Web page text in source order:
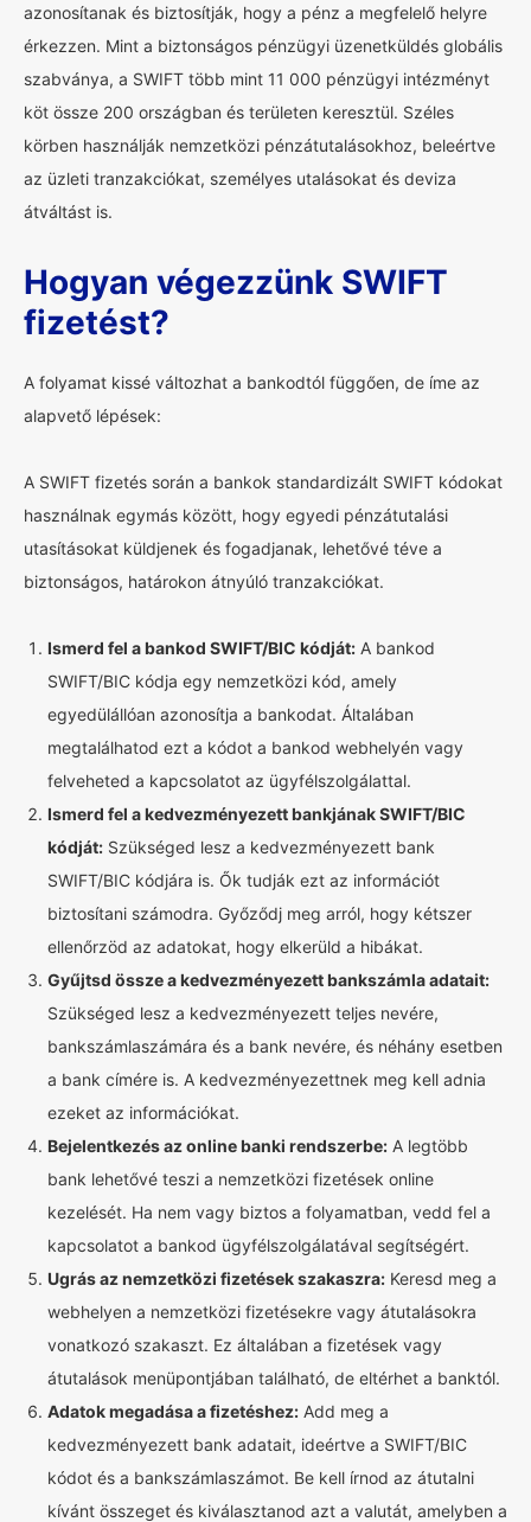
azonosítanak és biztosítják, hogy a pénz a megfelelő helyre
érkezzen. Mint a biztonságos pénzügyi üzenetküldés globális
szabványa, a SWIFT több mint 11 000 pénzügyi intézményt
köt össze 200 országban és területen keresztül. Széles
körben használják nemzetközi pénzátutalásokhoz, beleértve
az üzleti tranzakciókat, személyes utalásokat és deviza
átváltást is.
Hogyan végezzünk SWIFT
fizetést?
A folyamat kissé változhat a bankodtól függően, de íme az
alapvető lépések:
A SWIFT fizetés során a bankok standardizált SWIFT kódokat
használnak egymás között, hogy egyedi pénzátutalási
utasításokat küldjenek és fogadjanak, lehetővé téve a
biztonságos, határokon átnyúló tranzakciókat.
Ismerd fel a bankod SWIFT/BIC kódját: A bankod
SWIFT/BIC kódja egy nemzetközi kód, amely
egyedülállóan azonosítja a bankodat. Általában
megtalálhatod ezt a kódot a bankod webhelyén vagy
felveheted a kapcsolatot az ügyfélszolgálattal.
Ismerd fel a kedvezményezett bankjának SWIFT/BIC
kódját: Szükséged lesz a kedvezményezett bank
SWIFT/BIC kódjára is. Ők tudják ezt az információt
biztosítani számodra. Győződj meg arról, hogy kétszer
ellenőrzöd az adatokat, hogy elkerüld a hibákat.
Gyűjtsd össze a kedvezményezett bankszámla adatait:
Szükséged lesz a kedvezményezett teljes nevére,
bankszámlaszámára és a bank nevére, és néhány esetben
a bank címére is. A kedvezményezettnek meg kell adnia
ezeket az információkat.
Bejelentkezés az online banki rendszerbe: A legtöbb
bank lehetővé teszi a nemzetközi fizetések online
kezelését. Ha nem vagy biztos a folyamatban, vedd fel a
kapcsolatot a bankod ügyfélszolgálatával segítségért.
Ugrás az nemzetközi fizetések szakaszra: Keresd meg a
webhelyen a nemzetközi fizetésekre vagy átutalásokra
vonatkozó szakaszt. Ez általában a fizetések vagy
átutalások menüpontjában található, de eltérhet a banktól.
Adatok megadása a fizetéshez: Add meg a
kedvezményezett bank adatait, ideértve a SWIFT/BIC
kódot és a bankszámlaszámot. Be kell írnod az átutalni
kívánt összeget és kiválasztanod azt a valutát, amelyben a